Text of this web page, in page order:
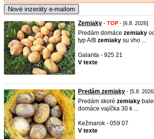
Nové inzeráty e-mailom
Zemiaky - TOP - [6.8. 2026]
Predám domáce zemiaky
typ A/B zemiaky su vho ...
Galanta - 925 21
V texte
Predám zemiaky - [5.8.
Predám skoré zemiaky
domáce vajíčka 30 k ...
Kežmarok - 059 07
V texte